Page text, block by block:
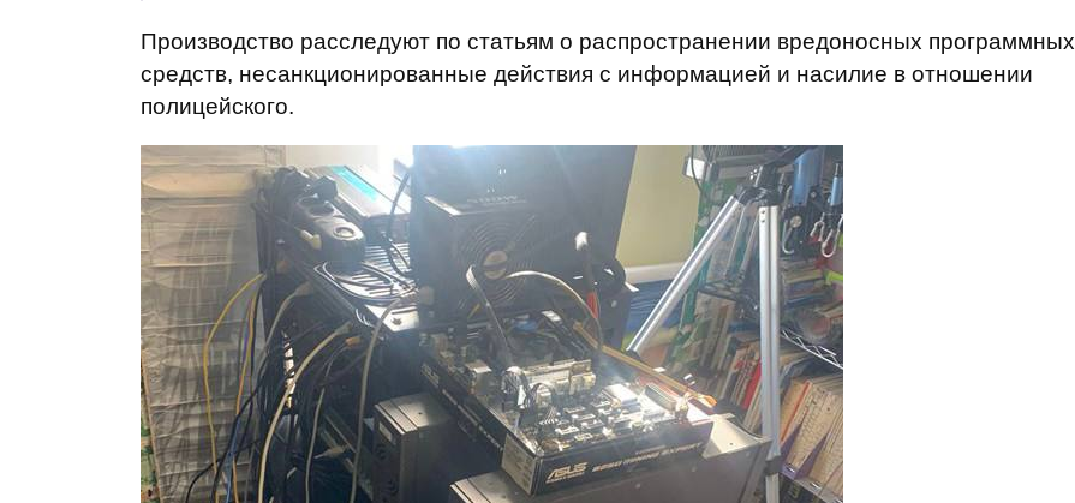
Производство расследуют по статьям о распространении вредоносных программных
средств, несанкционированные действия с информацией и насилие в отношении
полицейского.